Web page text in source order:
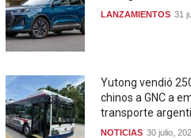
LANZAMIENTOS 31
Yutong vendió
chinos a GNC a
transporte
NOTICIAS 30 julio,